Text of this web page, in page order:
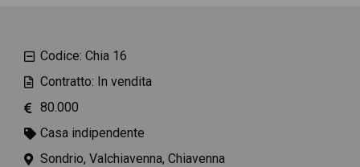
Codice: Chia 16
Contratto: In vendita
80.000
Casa indipendente
Sondrio, Valchiavenna, Chiavenna